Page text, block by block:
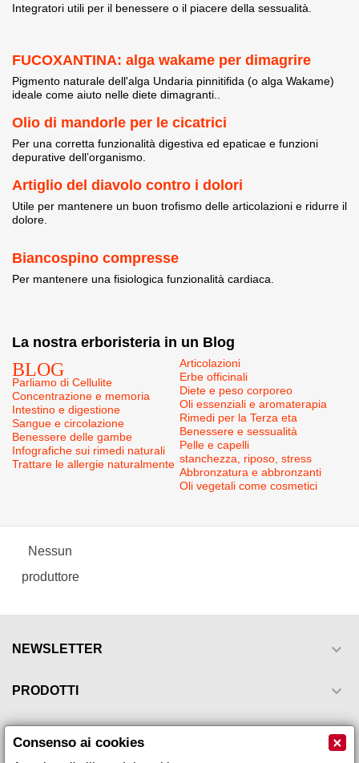
Integratori utili per il benessere o il piacere della sessualità.
FUCOXANTINA: alga wakame per dimagrire
Pigmento naturale dell'alga Undaria pinnitifida (o alga Wakame)
ideale come aiuto nelle diete dimagranti..
Olio di mandorle per le cicatrici
Per una corretta funzionalità digestiva ed epaticae e funzioni
depurative dell’organismo.
Artiglio del diavolo contro i dolori
Utile per mantenere un buon trofismo delle articolazioni e ridurre il
dolore.
Biancospino compresse
Per mantenere una fisiologica funzionalità cardiaca.
La nostra erboristeria in un Blog
BLOG
Parliamo di Cellulite
Concentrazione e memoria
Intestino e digestione
Sangue e circolazione
Benessere delle gambe
Infografiche sui rimedi naturali
Trattare le allergie naturalmente
Articolazioni
Erbe officinali
Diete e peso corporeo
Oli essenziali e aromaterapia
Rimedi per la Terza eta
Benessere e sessualità
Pelle e capelli
stanchezza, riposo, stress
Abbronzatura e abbronzanti
Oli vegetali come cosmetici
Nessun
produttore
NEWSLETTER 
PRODOTTI 

Consenso ai cookies ×